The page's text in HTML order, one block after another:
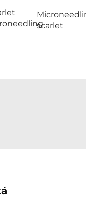
scarlet